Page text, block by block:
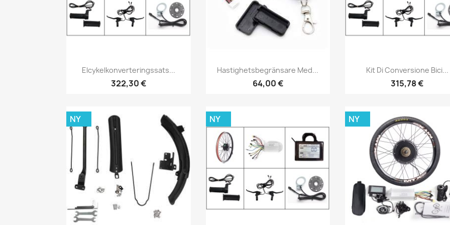
Snabbvy
Elcykelkonverteringssats...
322,30 €
Snabbvy
Hastighetsbegränsare Med...
64,00 €
Snabbvy
Kit Di Conversione Bici...
315,78 €
NY NY NY